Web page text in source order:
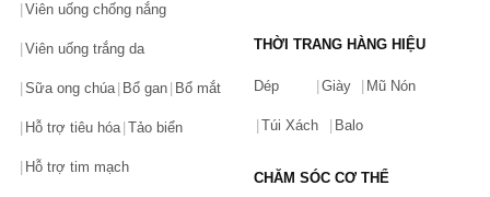
Viên uống chống nắng
Viên uống trắng da
Sữa ong chúa Bổ gan Bổ mắt
Hỗ trợ tiêu hóa Tảo biển
Hỗ trợ tim mạch
THỜI TRANG HÀNG HIỆU
Dép Giày Mũ Nón
Túi Xách Balo
CHĂM SÓC CƠ THỂ